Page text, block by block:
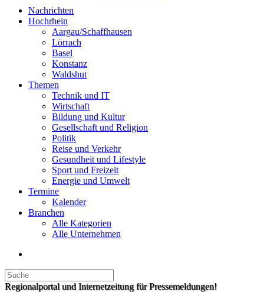
Nachrichten
Hochrhein
Aargau/Schaffhausen
Lörrach
Basel
Konstanz
Waldshut
Themen
Technik und IT
Wirtschaft
Bildung und Kultur
Gesellschaft und Religion
Politik
Reise und Verkehr
Gesundheit und Lifestyle
Sport und Freizeit
Energie und Umwelt
Termine
Kalender
Branchen
Alle Kategorien
Alle Unternehmen
Regionalportal und Internetzeitung für Pressemeldungen!